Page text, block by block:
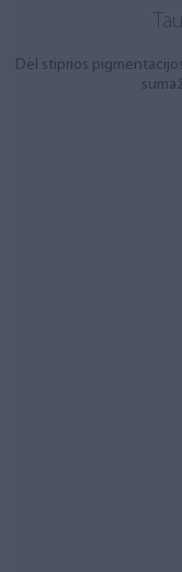
Dėl stiprios